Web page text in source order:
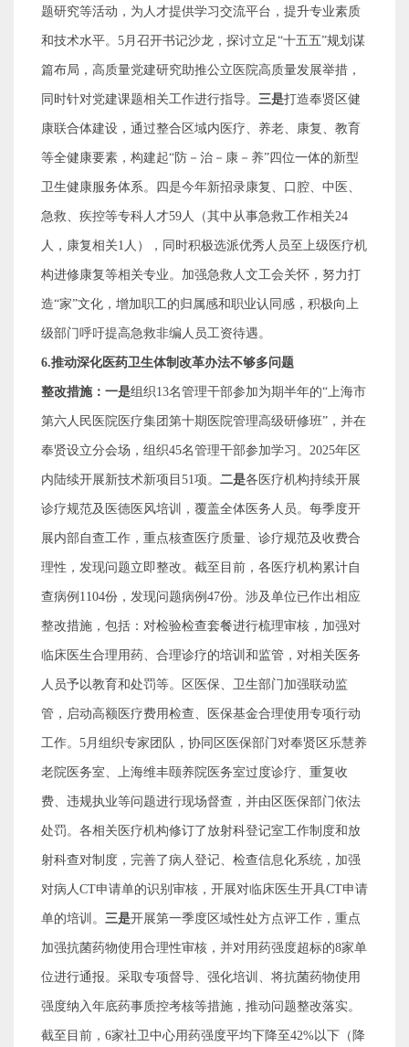
题研究等活动，为人才提供学习交流平台，提升专业素质
和技术水平。 5月召开书记沙龙，探讨立足“十五五”规划谋
篇布局，高质量党建研究助推公立医院高质量发展举措，
同时针对党建课题相关工作进行指导。 三是打造奉贤区健
康联合体建设，通过整合区域内医疗、养老、康复、教育
等全健康要素，构建起“防－治－康－养”四位一体的新型
卫生健康服务体系。四是今年新招录康复、口腔、中医、
急救、疾控等专科人才59人（其中从事急救工作相关24
人，康复相关1 人），同时积极选派优秀人员至上级医疗机
构进修康复等相关专业。加强急救人文工会关怀，努力打
造“家”文化，增加职工的归属感和职业认同感，积极向上
级部门呼吁提高急救非编人员工资待遇。
6.推动深化医药卫生体制改革办法不够多问题
整改措施：一是组织13名管理干部参加为期半年的“上海市
第六人民医院医疗集团第十期医院管理高级研修班” ，并在
奉贤设立分会场，组织45名管理干部参加学习。 2025年区
内陆续开展新技术新项目 51项。 二是各医疗机构持续开展
诊疗规范及医德医风培训，覆盖全体医务人员。每季度开
展内部自查工作，重点核查医疗质量、诊疗规范及收费合
理性，发现问题立即整改。截至目前，各医疗机构累计自
查病例 1104份，发现问题病例 47份。涉及单位已作出相应
整改措施，包括：对检验检查套餐进行梳理审核，加强对
临床医生合理用药、合理诊疗的培训和监管，对相关医务
人员予以教育和处罚等。区医保、卫生部门加强联动监
管，启动高额医疗费用检查、医保基金合理使用专项行动
工作。 5月组织专家团队，协同区医保部门对奉贤区乐慧养
老院医务室、上海维丰颐养院医务室过度诊疗、重复收
费、违规执业等问题进行现场督查，并由区医保部门依法
处罚。各相关医疗机构修订了放射科登记室工作制度和放
射科查对制度，完善了病人登记、检查信息化系统，加强
对病人CT申请单的识别审核，开展对临床医生开具CT申请
单的培训。 三是开展第一季度区域性处方点评工作，重点
加强抗菌药物使用合理性审核，并对用药强度超标的8家单
位进行通报。 采取专项督导、强化培训、将抗菌药物使用
强度纳入年底药事质控考核等措施，推动问题整改落实。
截至目前， 6家社卫中心用药强度平均下降至42%以下（降